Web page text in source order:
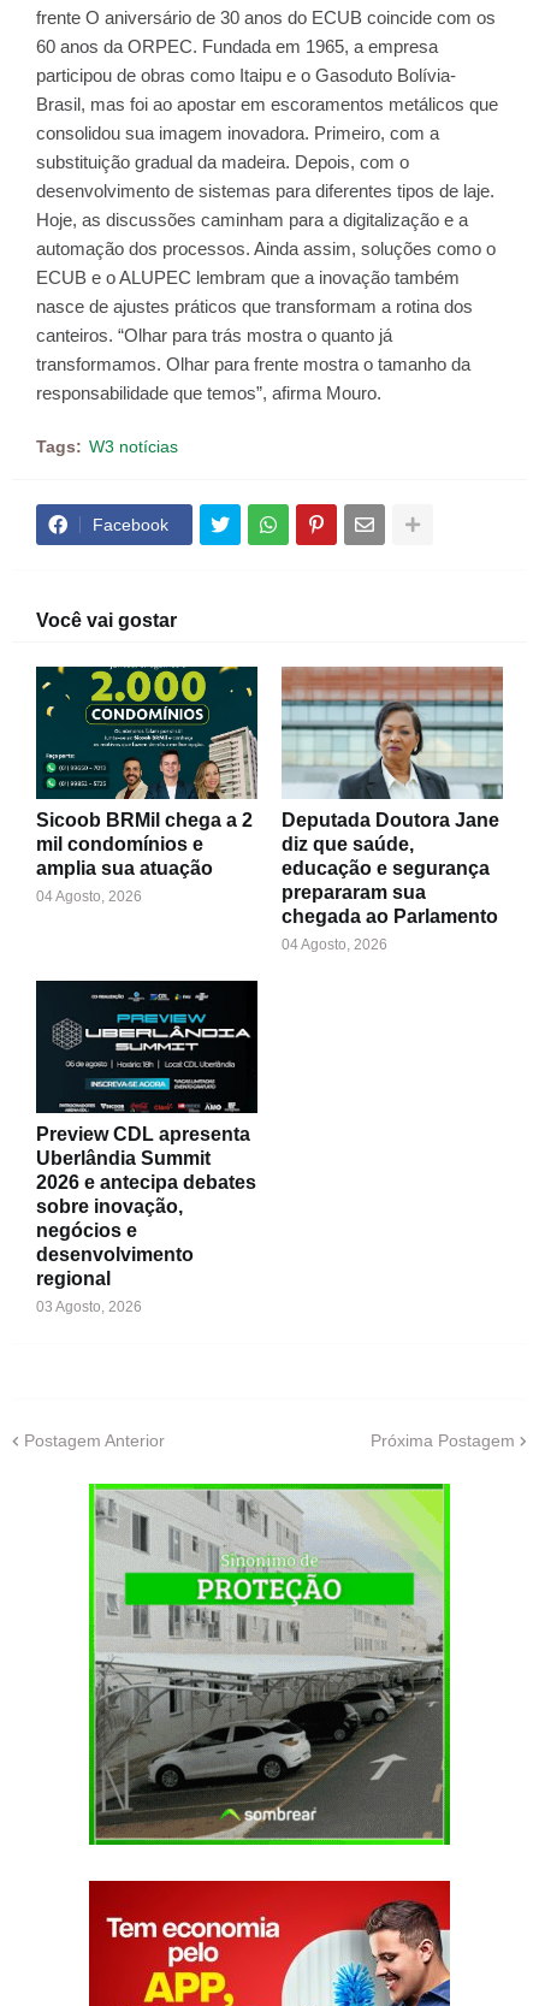
frente O aniversário de 30 anos do ECUB coincide com os
60 anos da ORPEC. Fundada em 1965, a empresa
participou de obras como Itaipu e o Gasoduto Bolívia-
Brasil, mas foi ao apostar em escoramentos metálicos que
consolidou sua imagem inovadora. Primeiro, com a
substituição gradual da madeira. Depois, com o
desenvolvimento de sistemas para diferentes tipos de laje.
Hoje, as discussões caminham para a digitalização e a
automação dos processos. Ainda assim, soluções como o
ECUB e o ALUPEC lembram que a inovação também
nasce de ajustes práticos que transformam a rotina dos
canteiros. “Olhar para trás mostra o quanto já
transformamos. Olhar para frente mostra o tamanho da
responsabilidade que temos”, afirma Mouro.
Tags: W3 notícias
Facebook
Você vai gostar
Sicoob BRMil chega a 2
mil condomínios e
amplia sua atuação
04 Agosto, 2026
Deputada Doutora Jane
diz que saúde,
educação e segurança
prepararam sua
chegada ao Parlamento
04 Agosto, 2026
Preview CDL apresenta
Uberlândia Summit
2026 e antecipa debates
sobre inovação,
negócios e
desenvolvimento
regional
03 Agosto, 2026
Postagem Anterior Próxima Postagem